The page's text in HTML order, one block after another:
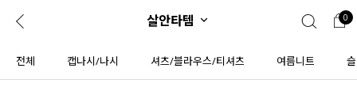
로그인 0
ENG
살안타템 0
전체 캡나시/나시 셔츠/블라우스/티셔츠 여름니트